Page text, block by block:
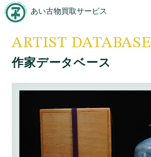
あい古物買取サービス
ARTIST DATABASE
作家データベース